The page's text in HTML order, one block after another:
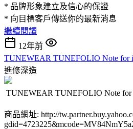
* 品牌形象建立及信心的保證
* 向目標客戶傳送你的最新消息
繼續閱讀
12年前
TUNEWEAR TUNEFOLIO Note for
進修深造
TUNEWEAR TUNEFOLIO Note for
商品網址: http://